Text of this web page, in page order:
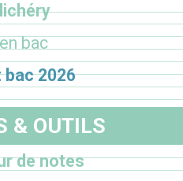
bac
bac 2026
& OUTILS
de notes